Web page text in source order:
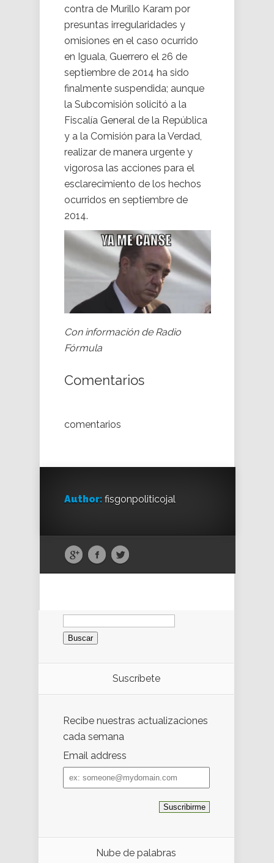
contra de Murillo Karam por
presuntas irregularidades y
omisiones en el caso ocurrido
en Iguala, Guerrero el 26 de
septiembre de 2014 ha sido
finalmente suspendida; aunque
la Subcomisión solicitó a la
Fiscalía General de la República
y a la Comisión para la Verdad,
realizar de manera urgente y
vigorosa las acciones para el
esclarecimiento de los hechos
ocurridos en septiembre de
2014.
Con información de Radio
Fórmula
Comentarios
comentarios
Author: fisgonpoliticojal
Buscar:
Suscríbete
Recibe nuestras actualizaciones
cada semana
Email address
Email
address
Nube de palabras